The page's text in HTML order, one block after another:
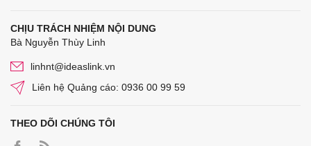
CHỊU TRÁCH NHIỆM NỘI DUNG
Bà Nguyễn Thùy Linh
linhnt@ideaslink.vn
Liên hệ Quảng cáo: 0936 00 99 59
THEO DÕI CHÚNG TÔI